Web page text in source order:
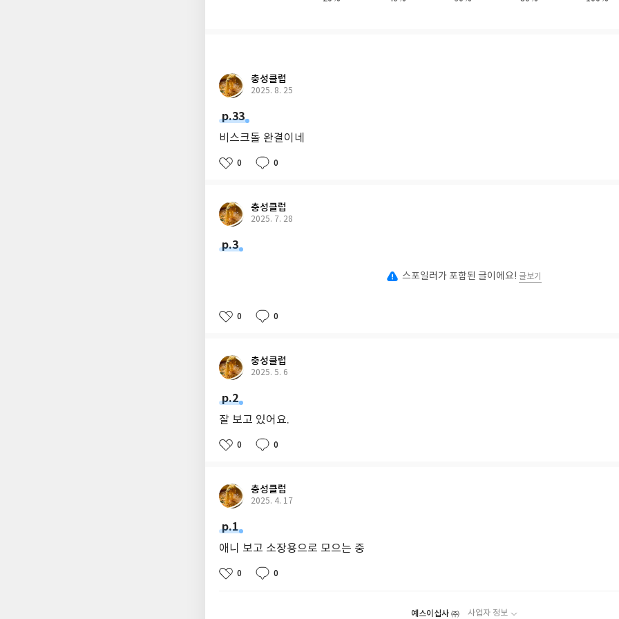
충성클럽
2025. 8. 25
p.33
비스크돌 완결이네
0 0
충성클럽
2025. 7. 28
p.3
스포일러가 포함된 글이에요! 글보기
0 0
충성클럽
2025. 5. 6
p.2
잘 보고 있어요.
0 0
충성클럽
2025. 4. 17
p.1
애니 보고 소장용으로 모으는 중
0 0
예스이십사 ㈜ 사업자 정보